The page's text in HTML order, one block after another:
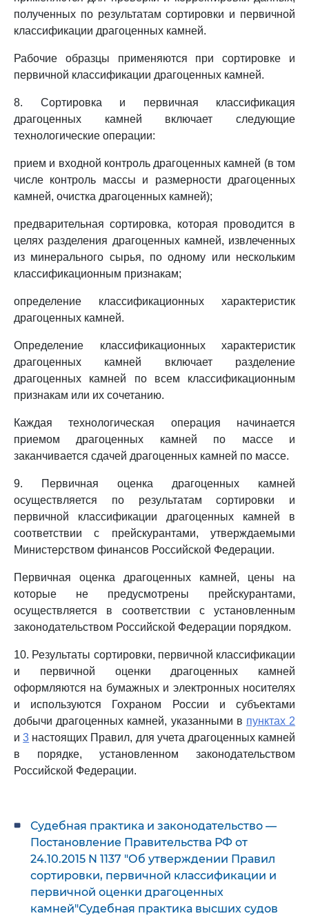
полученных по результатам сортировки и первичной
классификации драгоценных камней.
Рабочие образцы применяются при сортировке и
первичной классификации драгоценных камней.
8. Сортировка и первичная классификация
драгоценных камней включает следующие
технологические операции:
прием и входной контроль драгоценных камней (в том
числе контроль массы и размерности драгоценных
камней, очистка драгоценных камней);
предварительная сортировка, которая проводится в
целях разделения драгоценных камней, извлеченных
из минерального сырья, по одному или нескольким
классификационным признакам;
определение классификационных характеристик
драгоценных камней.
Определение классификационных характеристик
драгоценных камней включает разделение
драгоценных камней по всем классификационным
признакам или их сочетанию.
Каждая технологическая операция начинается
приемом драгоценных камней по массе и
заканчивается сдачей драгоценных камней по массе.
9. Первичная оценка драгоценных камней
осуществляется по результатам сортировки и
первичной классификации драгоценных камней в
соответствии с прейскурантами, утверждаемыми
Министерством финансов Российской Федерации.
Первичная оценка драгоценных камней, цены на
которые не предусмотрены прейскурантами,
осуществляется в соответствии с установленным
законодательством Российской Федерации порядком.
10. Результаты сортировки, первичной классификации
и первичной оценки драгоценных камней
оформляются на бумажных и электронных носителях
и используются Гохраном России и субъектами
добычи драгоценных камней, указанными в пунктах 2
и3 настоящих Правил, для учета драгоценных камней
в порядке, установленном законодательством
Российской Федерации.
Судебная практика и законодательство —
Постановление Правительства РФ от
24.10.2015 N 1137 "Об утверждении Правил
сортировки, первичной классификации и
первичной оценки драгоценных
камней"Судебная практика высших судов